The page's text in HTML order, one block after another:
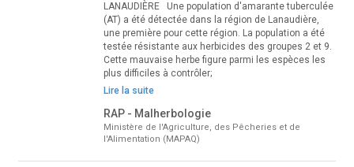
LANAUDIÈRE Une population d'amarante tuberculée
(AT) a été détectée dans la région de Lanaudière,
une première pour cette région. La population a été
testée résistante aux herbicides des groupes 2 et 9.
Cette mauvaise herbe figure parmi les espèces les
plus difficiles à contrôler;
Lire la suite
RAP - Malherbologie
Ministère de l'Agriculture, des Pêcheries et de
l'Alimentation (MAPAQ)